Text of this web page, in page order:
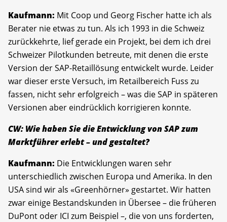
Kaufmann: Mit Coop und Georg Fischer hatte ich als
Berater nie etwas zu tun. Als ich 1993 in die Schweiz
zurückkehrte, lief gerade ein Projekt, bei dem ich drei
Schweizer Pilotkunden betreute, mit denen die erste
Version der SAP-Retaillösung entwickelt wurde. Leider
war dieser erste Versuch, im Retailbereich Fuss zu
fassen, nicht sehr erfolgreich – was die SAP in späteren
Versionen aber eindrücklich korrigieren konnte.
CW: Wie haben Sie die Entwicklung von SAP zum
Marktführer erlebt – und gestaltet?
Kaufmann: Die Entwicklungen waren sehr
unterschiedlich zwischen Europa und Amerika. In den
USA sind wir als «Greenhörner» gestartet. Wir hatten
zwar einige Bestandskunden in Übersee – die früheren
DuPont oder ICI zum Beispiel –, die von uns forderten,